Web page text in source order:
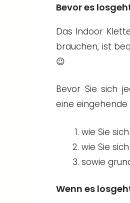
Bevor es
Das Indoor
brauchen, ist
😉
Bevor Sie sich
eine eingehende
wie Sie
wie Sie
sowie
Wenn es